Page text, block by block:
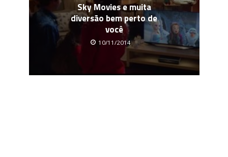
Sky Movies e muita
diversão bem perto de
você
10/11/2014